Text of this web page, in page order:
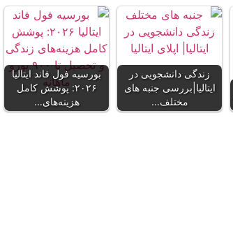
بورسیه فول فاند ایتالیا
۲۰۲۶: پوشش کامل
هزینه‌های…
زندگی دانشجویی در
ایتالیا|بررسی جنبه‌ های
مختلف…